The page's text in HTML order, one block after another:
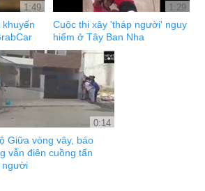
1:49 1:29
Cuộc thi xây 'tháp người' nguy
hiểm ở Tây Ban Nha
0:14
Giữa vòng vây, báo
vẫn điên cuồng tấn
người